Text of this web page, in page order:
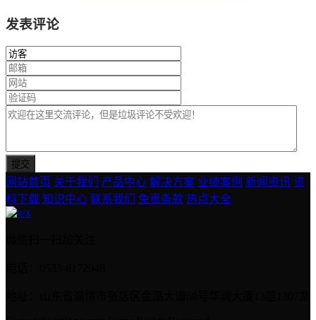
发表评论
网站首页 关于我们 产品中心 解决方案 业绩案例 新闻资讯 资
料下载 知识中心 联系我们 免责条款 热点大全